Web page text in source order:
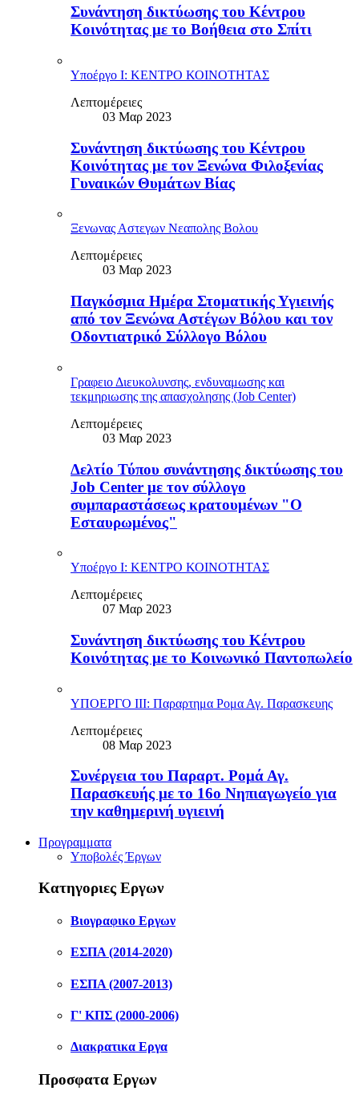
Συνάντηση δικτύωσης του Κέντρου
Κοινότητας με το Βοήθεια στο Σπίτι
Υποέργο Ι: ΚΕΝΤΡΟ ΚΟΙΝΟΤΗΤΑΣ
Λεπτομέρειες
03 Μαρ 2023
Συνάντηση δικτύωσης του Κέντρου
Κοινότητας με τον Ξενώνα Φιλοξενίας
Γυναικών Θυμάτων Βίας
Ξενωνας Αστεγων Νεαπολης Βολου
Λεπτομέρειες
03 Μαρ 2023
Παγκόσμια Ημέρα Στοματικής Υγιεινής
από τον Ξενώνα Αστέγων Βόλου και τον
Οδοντιατρικό Σύλλογο Βόλου
Γραφειο Διευκολυνσης, ενδυναμωσης και
τεκμηριωσης της απασχολησης (Job Center)
Λεπτομέρειες
03 Μαρ 2023
Δελτίο Τύπου συνάντησης δικτύωσης του
Job Center με τον σύλλογο
συμπαραστάσεως κρατουμένων "Ο
Εσταυρωμένος"
Υποέργο Ι: ΚΕΝΤΡΟ ΚΟΙΝΟΤΗΤΑΣ
Λεπτομέρειες
07 Μαρ 2023
Συνάντηση δικτύωσης του Κέντρου
Κοινότητας με το Κοινωνικό Παντοπωλείο
ΥΠΟΕΡΓΟ ΙΙΙ: Παραρτημα Ρομα Αγ. Παρασκευης
Λεπτομέρειες
08 Μαρ 2023
Συνέργεια του Παραρτ. Ρομά Αγ.
Παρασκευής με το 16ο Νηπιαγωγείο για
την καθημερινή υγιεινή
Προγραμματα
Υποβολές Έργων
Κατηγοριες Εργων
Βιογραφικο Εργων
ΕΣΠΑ (2014-2020)
ΕΣΠΑ (2007-2013)
Γ' ΚΠΣ (2000-2006)
Διακρατικα Εργα
Προσφατα Εργων